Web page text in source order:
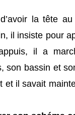
la tête
il insiste pour
il a
son bassin et
et il savait